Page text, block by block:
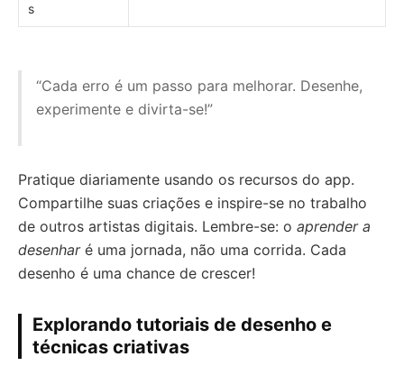
s
“Cada erro é um passo para melhorar. Desenhe,
experimente e divirta-se!”
Pratique diariamente usando os recursos do app.
Compartilhe suas criações e inspire-se no trabalho
de outros artistas digitais. Lembre-se: o aprender a
desenharé uma jornada, não uma corrida. Cada
desenho é uma chance de crescer!
Explorando tutoriais de desenho e
técnicas criativas